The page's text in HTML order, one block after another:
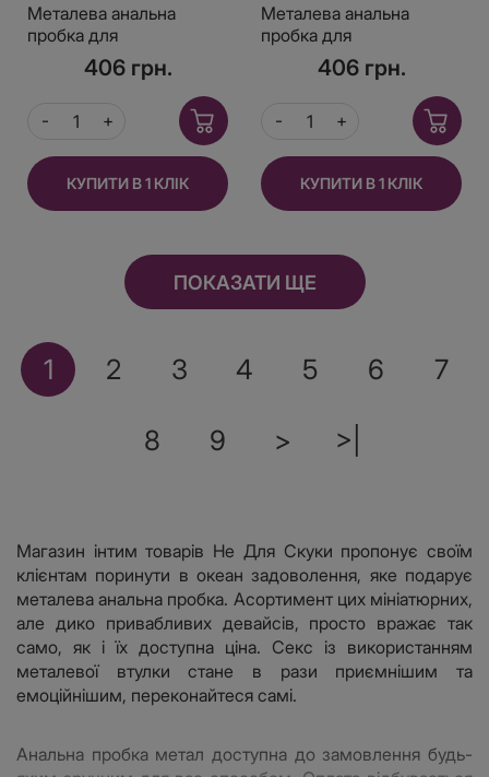
Металева анальна
пробка для
довготривалого носіння
з Фіолетовим
кристалом М, Діаметр
3,2, Довжина 7,5
406 грн.
КУПИТИ В 1 КЛІК
Металева анальна
пробка для
довготривалого носіння
з Чорним кристалом М,
Діаметр 3,2, Довжина
7,5
406 грн.
КУПИТИ В 1 КЛІК
ПОКАЗАТИ ЩЕ
1 2 3 4 5 6 7
8 9 > >|
Магазин інтим товарів Не Для Скуки пропонує своїм
клієнтам поринути в океан задоволення, яке подарує
металева анальна пробка. Асортимент цих мініатюрних,
але дико привабливих девайсів, просто вражає так
само, як і їх доступна ціна. Секс із використанням
металевої втулки стане в рази приємнішим та
емоційнішим, переконайтеся самі.
Анальна пробка метал доступна до замовлення будь-